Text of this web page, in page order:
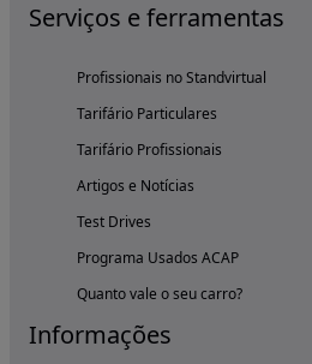
Serviços e ferramentas
Profissionais no Standvirtual
Tarifário Particulares
Tarifário Profissionais
Artigos e Notícias
Test Drives
Programa Usados ACAP
Quanto vale o seu carro?
Informações